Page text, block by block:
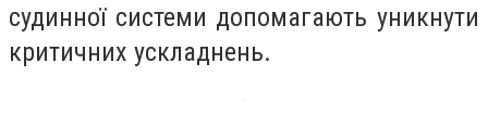
судинної системи допомагають уникнути
критичних ускладнень.